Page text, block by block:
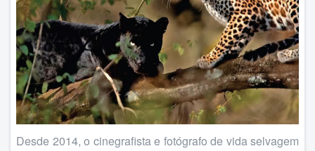
Desde 2014, o cinegrafista e fotógrafo de vida selvagem